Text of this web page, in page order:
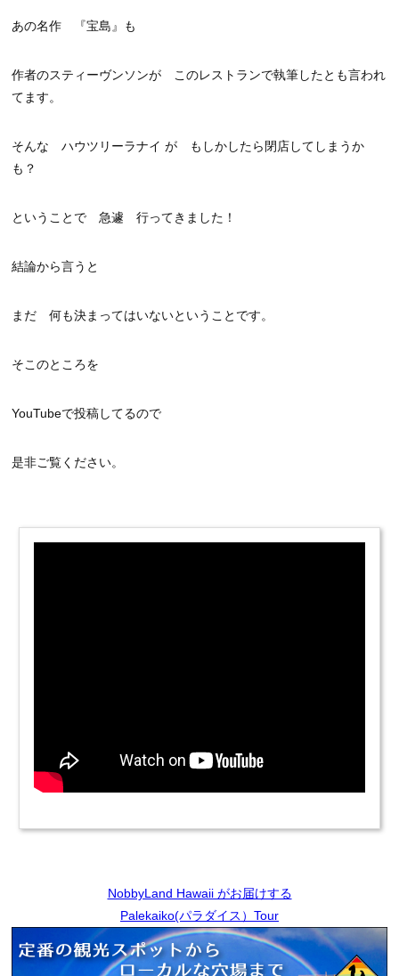
あの名作 『宝島』も
作者のスティーヴンソンが このレストランで執筆したとも言われ
てます。
そんな ハウツリーラナイ が もしかしたら閉店してしまうか
も？
ということで 急遽 行ってきました！
結論から言うと
まだ 何も決まってはいないということです。
そこのところを
YouTubeで投稿してるので
是非ご覧ください。
NobbyLand Hawaii がお届けする
Palekaiko(パラダイス）Tour